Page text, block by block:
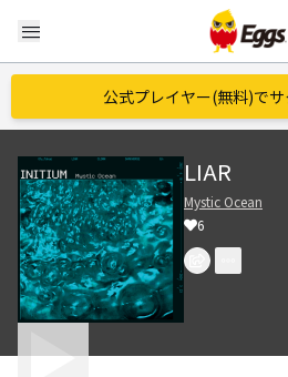
menu
公式プレイヤー(無料)で
LIAR
Mystic Ocean
6